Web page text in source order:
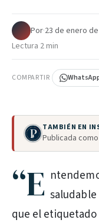
Por·23 de enero
Lectura 2 min
COMPARTIR
TAMBIÉN EN
Publicada
“E
que el